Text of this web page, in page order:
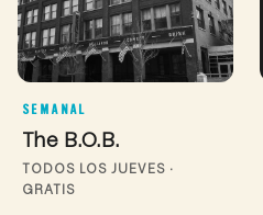
SEMANAL
The B.O.B.
TODOS LOS JUEVES ·
GRATIS